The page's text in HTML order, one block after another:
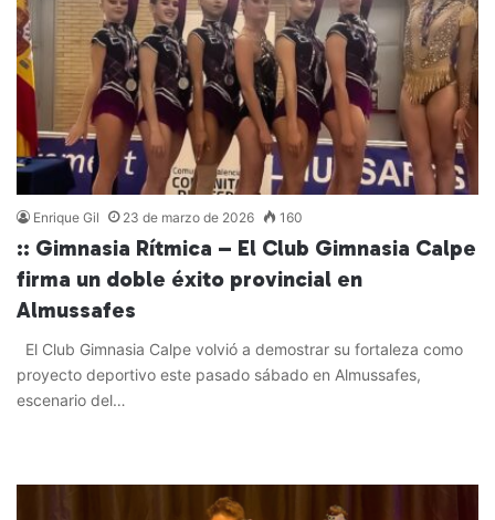
Enrique Gil 23 de marzo de 2026 160
:: Gimnasia Rítmica – El Club Gimnasia Calpe
firma un doble éxito provincial en
Almussafes
El Club Gimnasia Calpe volvió a demostrar su fortaleza como
proyecto deportivo este pasado sábado en Almussafes,
escenario del…